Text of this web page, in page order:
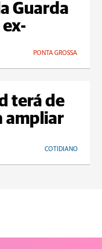
Guarda
PONTA GROSSA
terá de
ampliar
COTIDIANO